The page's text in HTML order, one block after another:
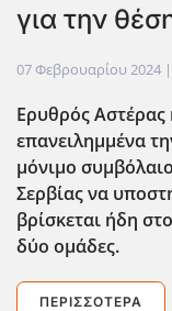
για την
07 Φεβρουαρίου 2024
Ερυθρός Αστέρας
επανειλημμένα
μόνιμο
Σερβίας να
βρίσκεται ήδη
δύο ομάδες.
ΠΕΡΙΣΣΌΤΕΡΑ